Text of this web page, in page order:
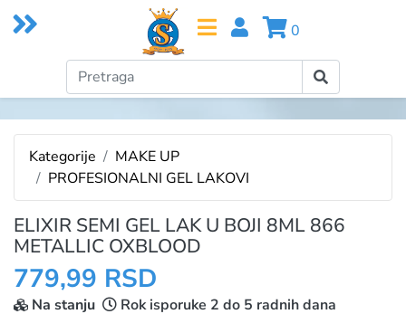
0
Kategorije
MAKE UP
PROFESIONALNI GEL LAKOVI
ELIXIR SEMI GEL LAK U BOJI 8ML 866
METALLIC OXBLOOD
779,99 RSD
Na stanju
Rok isporuke 2 do 5 radnih dana